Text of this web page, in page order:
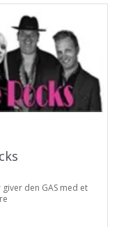
giver den GAS med et